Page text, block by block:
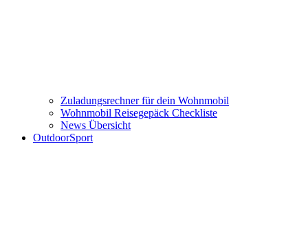
Zuladungsrechner für dein Wohnmobil
Wohnmobil Reisegepäck Checkliste
News Übersicht
OutdoorSport